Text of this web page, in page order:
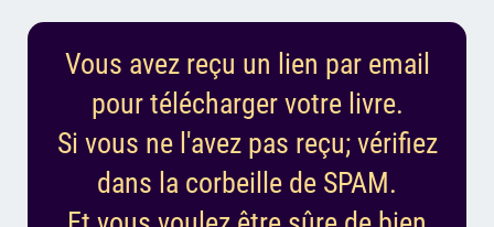
Vous avez reçu un lien par email
pour télécharger votre livre.
Si vous ne l'avez pas reçu; vérifiez
dans la corbeille de SPAM.